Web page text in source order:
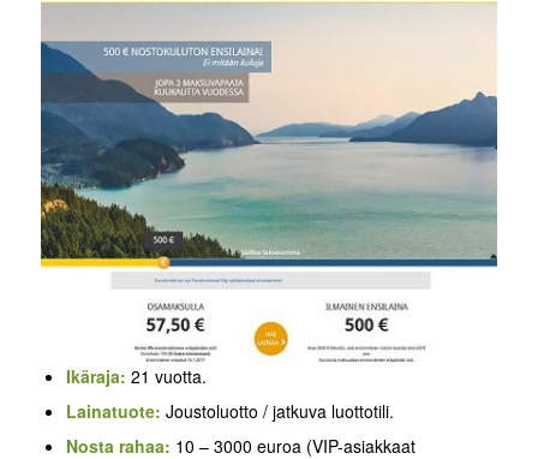
Ikäraja: 21 vuotta.
Lainatuote: Joustoluotto / jatkuva luottotili.
Nosta rahaa: 10 – 3000 euroa (VIP-asiakkaat